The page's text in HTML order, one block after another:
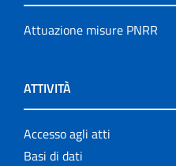
Attuazione misure PNRR
ATTIVITÀ
Accesso agli atti
Basi di dati